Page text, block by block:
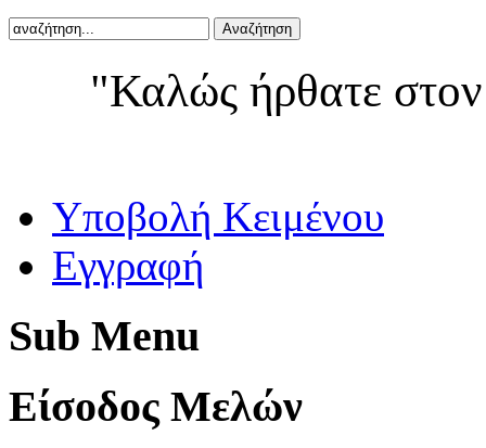
Αναζήτηση
"Καλώς ήρθατε
Yποβολή Κειμένου
Εγγραφή
Sub Menu
Eίσοδος Μελών